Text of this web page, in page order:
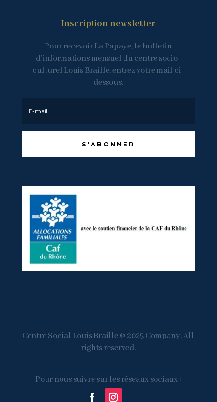
Inscription newsletter
Pour recevoir La Papaye, le bulletin
d’informations mensuel du centre socio-
culturel Louis Braille, entrez votre mail ci-
dessous.
S'ABONNER
Centre Social Louis Braille © 2025 Company. All
rights reserved.
Pour nous suivre sur les réseaux sociaux :